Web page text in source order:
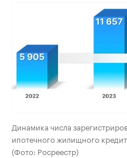
Динамика числа
ипотечного жилищного
(Фото: Росреестр)